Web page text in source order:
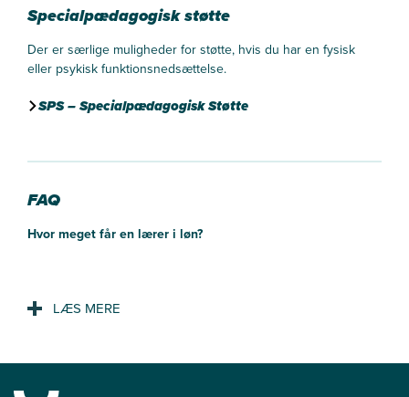
Specialpædagogisk støtte
Der er særlige muligheder for støtte, hvis du har en fysisk
eller psykisk funktionsnedsættelse.
SPS – Specialpædagogisk Støtte
FAQ
Hvor meget får en lærer i løn?